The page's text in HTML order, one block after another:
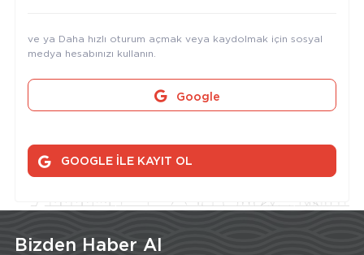
ve ya Daha hızlı oturum açmak veya kaydolmak için sosyal
medya hesabınızı kullanın.
Google
GOOGLE İLE KAYIT OL
Bizden Haber Al